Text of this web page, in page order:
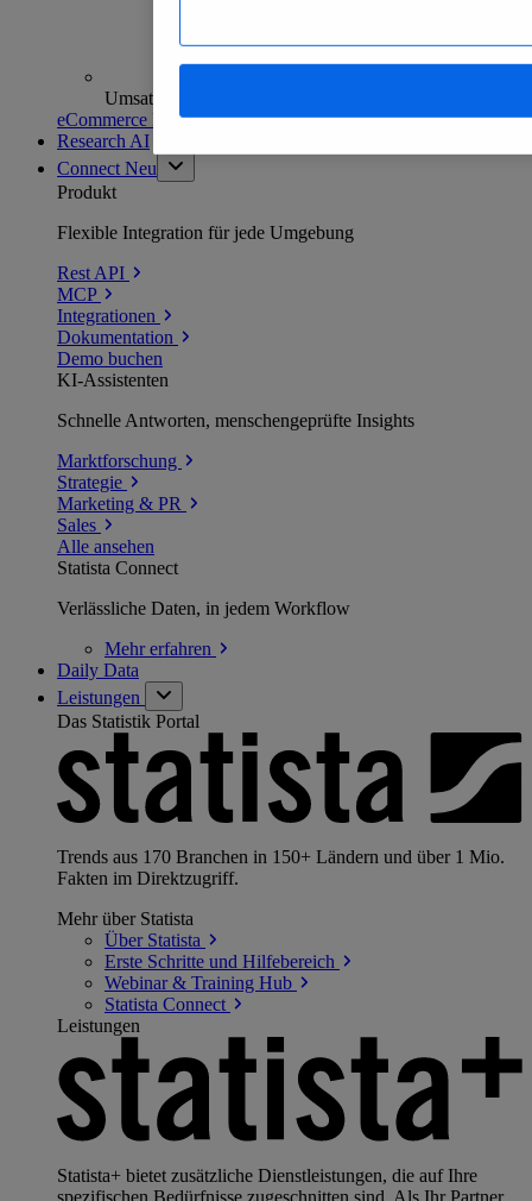
Umsatzanalysen und -prognosen
eCommerce Insights entdecken
Research AI
Connect Neu
Produkt
Flexible Integration für jede Umgebung
Rest API
MCP
Integrationen
Dokumentation
Demo buchen
KI-Assistenten
Schnelle Antworten, menschengeprüfte Insights
Marktforschung
Strategie
Marketing & PR
Sales
Alle ansehen
Statista Connect
Verlässliche Daten, in jedem Workflow
Mehrerfahren
Daily Data
Leistungen
Das Statistik Portal
Trends aus 170 Branchen in 150+ Ländern und über 1 Mio.
Fakten im Direktzugriff.
Mehr über Statista
Über Statista
Erste Schritte und Hilfebereich
Webinar & Training Hub
Statista Connect
Leistungen
Statista+ bietet zusätzliche Dienstleistungen, die auf Ihre
spezifischen Bedürfnisse zugeschnitten sind. Als Ihr Partner